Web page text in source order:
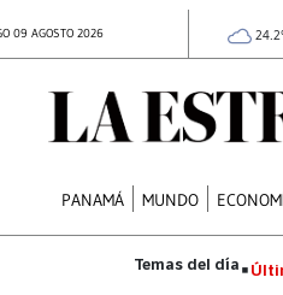
09 AGOSTO 2026
PANAMÁ MUNDO